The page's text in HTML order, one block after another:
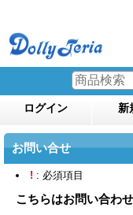
ログイン 新
お問い合せ
! : 必須項目
こちらはお問い合わ